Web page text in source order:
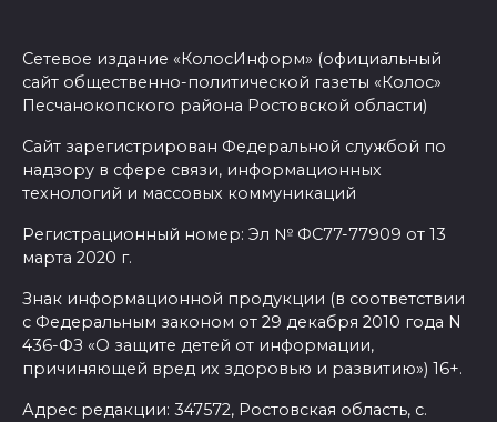
Сетевое издание «КолосИнформ» (официальный
сайт общественно-политической газеты «Колос»
Песчанокопского района Ростовской области)
Сайт зарегистрирован Федеральной службой по
надзору в сфере связи, информационных
технологий и массовых коммуникаций
Регистрационный номер: Эл № ФС77-77909 от 13
марта 2020 г.
Знак информационной продукции (в соответствии
с Федеральным законом от 29 декабря 2010 года N
436-ФЗ «О защите детей от информации,
причиняющей вред их здоровью и развитию») 16+.
Адрес редакции: 347572, Ростовская область, с.